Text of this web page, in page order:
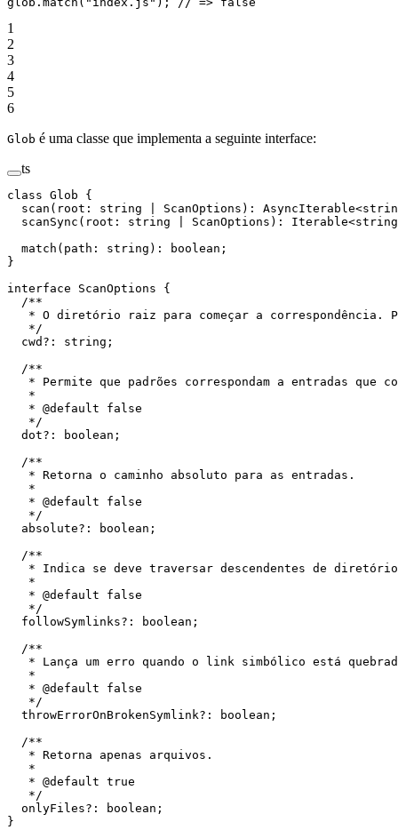
1
2
3
4
5
6
Glob é uma classe que implementa a seguinte interface:
ts
class Glob {
  scan
( root : string ScanOptions ) : AsyncIterable<
  scanSync
( root : string ScanOptions ) : Iterable<string
  match
( path : string ) : boolean ;
}
interface ScanOptions {
  /**
* O diretório raiz para começar a correspondência.
   */
  cwd
?: string ;
  /**
* Permite que padrões correspondam a entradas que
   *
   *
@default false
   */
  dot
?: boolean ;
  /**
   * Retorna o caminho absoluto para as entradas.
   *
   *
@default false
   */
  absolute
?: boolean ;
  /**
* Indica se deve traversar descendentes de
   *
   *
@default false
   */
  followSymlinks
?: boolean ;
  /**
* Lança um erro quando o link simbólico está
   *
   *
@default false
   */
  throwErrorOnBrokenSymlink
?: boolean ;
  /**
   * Retorna apenas arquivos.
   *
   *
@default true
   */
  onlyFiles
?: boolean ;
}